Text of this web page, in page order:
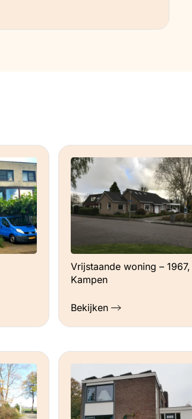
voldoende elektriciteit heb
energie willen opslaan
Wellicht kan ik in
water.
Vrijstaande woning – 1967,
Kampen
Bekijken